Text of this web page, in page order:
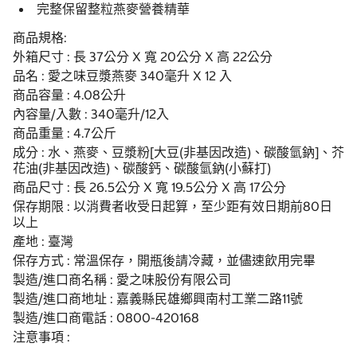
完整保留整粒燕麥營養精華
商品規格:
外箱尺寸 : 長 37公分 X 寬 20公分 X 高 22公分
品名 : 愛之味豆漿燕麥 340毫升 X 12 入
商品容量 : 4.08公升
內容量/入數 : 340毫升/12入
商品重量 : 4.7公斤
成分 : 水、燕麥、豆漿粉[大豆(非基因改造)、碳酸氫鈉]、芥
花油(非基因改造)、碳酸鈣、碳酸氫鈉(小蘇打)
商品尺寸 : 長 26.5公分 X 寬 19.5公分 X 高 17公分
保存期限 : 以消費者收受日起算，至少距有效日期前80日
以上
產地 : 臺灣
保存方式 : 常溫保存，開瓶後請冷藏，並儘速飲用完畢
製造/進口商名稱 : 愛之味股份有限公司
製造/進口商地址 : 嘉義縣民雄鄉興南村工業二路11號
製造/進口商電話 : 0800-420168
注意事項 :